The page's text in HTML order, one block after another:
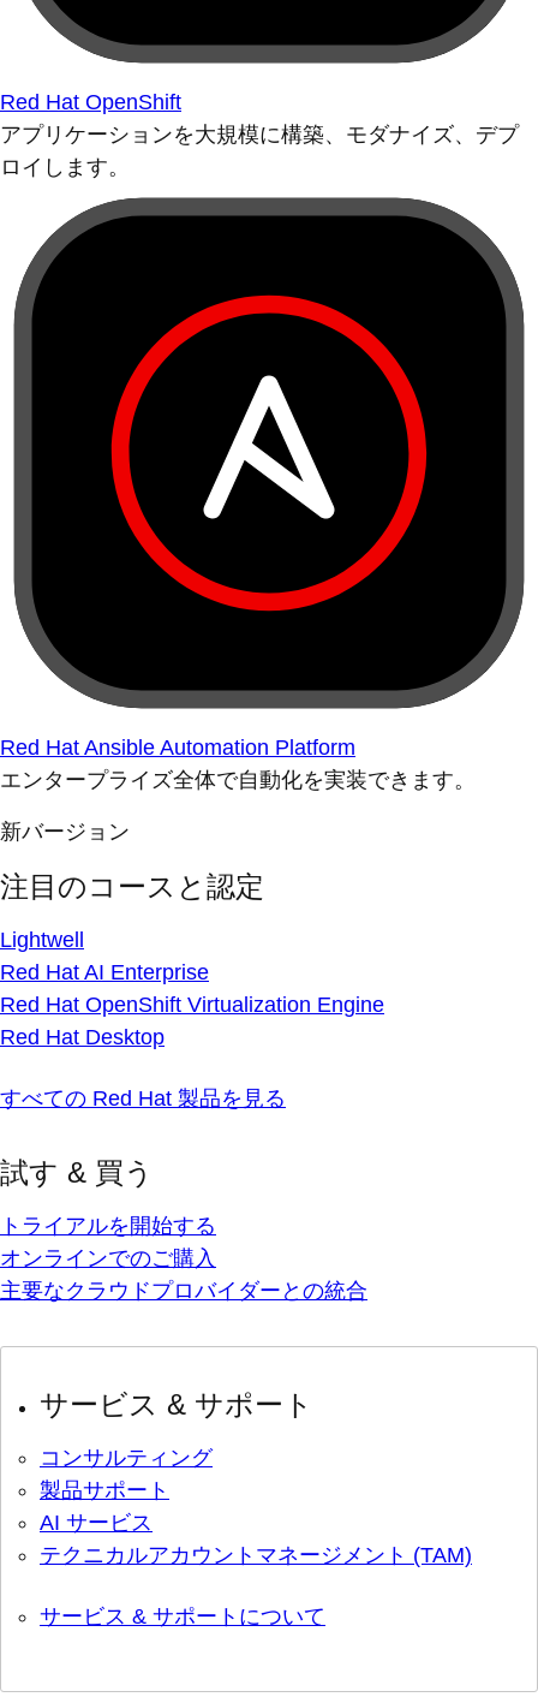
Red Hat OpenShift
アプリケーションを大規模に構築、モダナイズ、デプ
ロイします。
Red Hat Ansible Automation Platform
エンタープライズ全体で自動化を実装できます。
新バージョン
注目のコースと認定
Lightwell
Red Hat AI Enterprise
Red Hat OpenShift Virtualization Engine
Red Hat Desktop
すべての Red Hat 製品を見る
試す & 買う
トライアルを開始する
オンラインでのご購入
主要なクラウドプロバイダーとの統合
サービス & サポート
コンサルティング
製品サポート
AI サービス
テクニカルアカウントマネージメント (TAM)
サービス & サポートについて